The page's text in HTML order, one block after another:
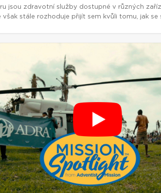
jsou zdravotní služby dostupné v různých
však stále rozhoduje přijít sem kvůli tomu, jak se